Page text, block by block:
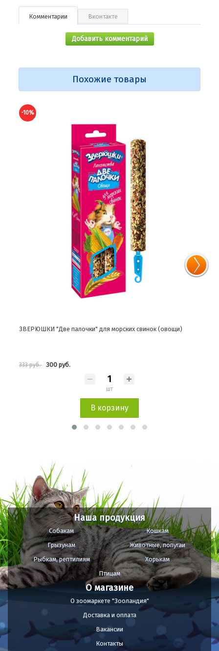
Комментарии Вконтакте
Добавить комментарий
Похожие товары
-10%
ЗВЕРЮШКИ "Две палочки" для морских свинок (овощи)
333 руб. 300 руб.
шт
В корзину
Наша продукция
Собакам
Кошкам
Грызунам
Животные, попугаи
Рыбкам, рептилиям
Хорькам
Птицам
О магазине
О зоомаркете "Зооландия"
Доставка и оплата
Вакансии
Контакты